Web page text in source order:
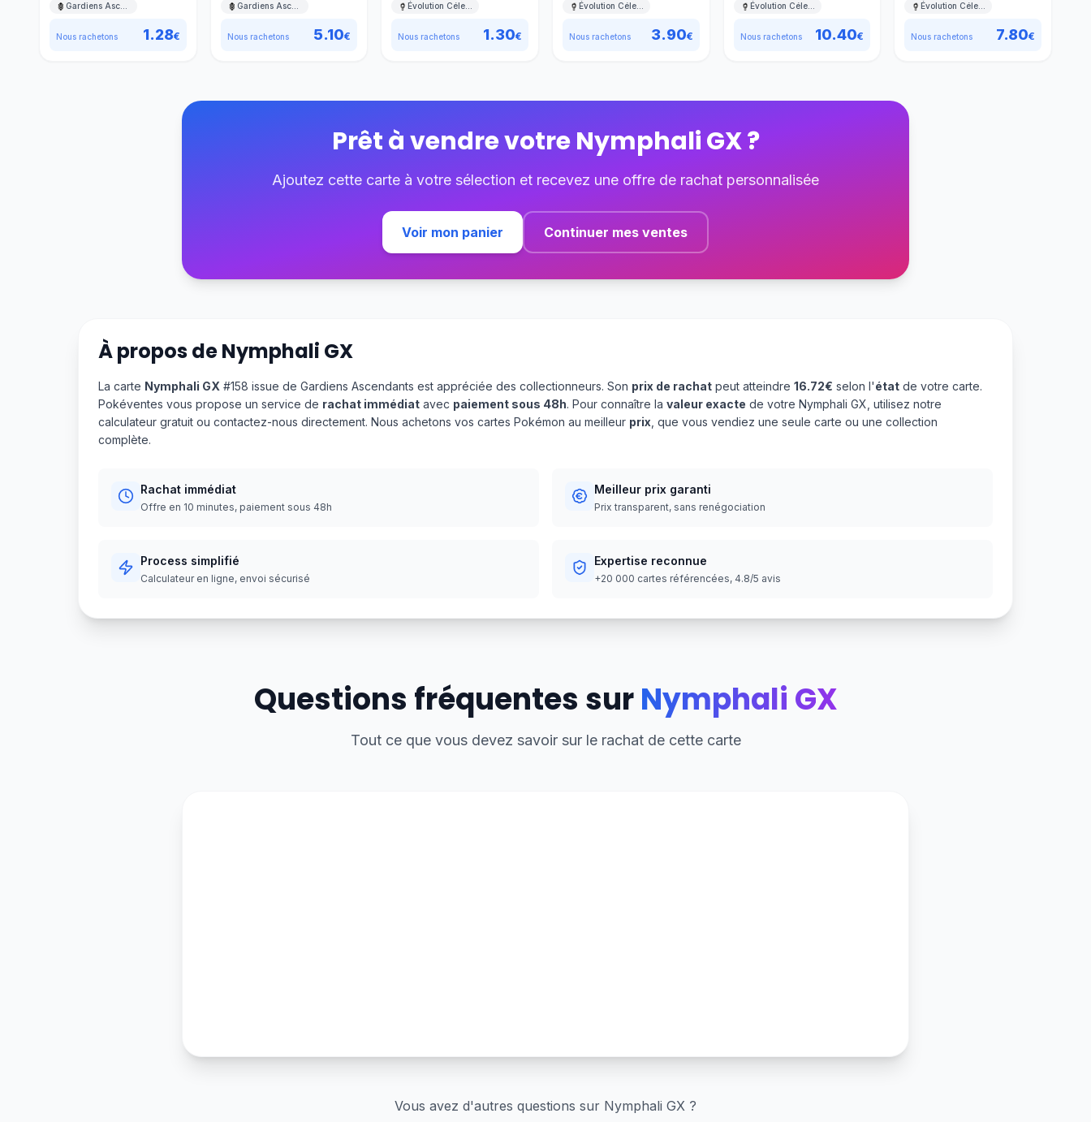
Nous rachetons 1.28€
Gardiens Ascendants
Nous rachetons 5.10€ Nous rachetons 1.30€
Évolution Céleste
Nous rachetons 3.90€
Évolution Céleste
Nous rachetons 10.40€ Nous rachetons 7.80€
Prêt à vendre votreNymphali GX?
Ajoutez cette carte à votre sélection et recevez une offre de rachat personnalisée
Voir mon panier Continuer mes ventes
À propos deNymphali GX
La carte Nymphali GX #158 issue de Gardiens Ascendants est appréciée des collectionneurs. Son prix de rachat peut atteindre 16.72€ selon l'état de votre carte.
Pokéventes vous propose un service de rachat immédiat avec paiement sous 48h. Pour connaître la valeur exacte de votre Nymphali GX, utilisez notre
calculateur gratuit ou contactez-nous directement. Nous achetons vos cartes Pokémon au meilleur prix , que vous vendiez une seule carte ou une collection
complète.
Rachat immédiat
Offre en 10 minutes, paiement sous 48h
Meilleur prix garanti
Prix transparent, sans renégociation
Process simplifié
Calculateur en ligne, envoi sécurisé
Expertise reconnue
+20 000 cartes référencées, 4.8/5 avis
Questions fréquentes sur Nymphali GX
Tout ce que vous devez savoir sur le rachat de cette carte
Vous avez d'autres questions sur Nymphali GX ?